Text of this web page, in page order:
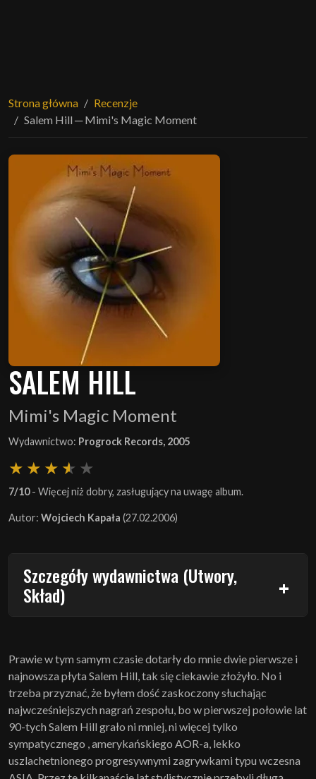
Strona główna
Recenzje
Salem Hill ─ Mimi's Magic Moment
SALEM HILL
Mimi's Magic Moment
Wydawnictwo: Progrock Records, 2005
7/10- Więcej niż dobry, zasługujący na uwagę album.
Autor: Wojciech Kapała (27.02.2006)
Szczegóły wydawnictwa (Utwory,
Skład)
Prawie w tym samym czasie dotarły do mnie dwie pierwsze i
najnowsza płyta Salem Hill, tak się ciekawie złożyło. No i
trzeba przyznać, że byłem dość zaskoczony słuchając
najwcześniejszych nagrań zespołu, bo w pierwszej połowie lat
90-tych Salem Hill grało ni mniej, ni więcej tylko
sympatycznego , amerykańskiego AOR-a, lekko
uszlachetnionego progresywnymi zagrywkami typu wczesna